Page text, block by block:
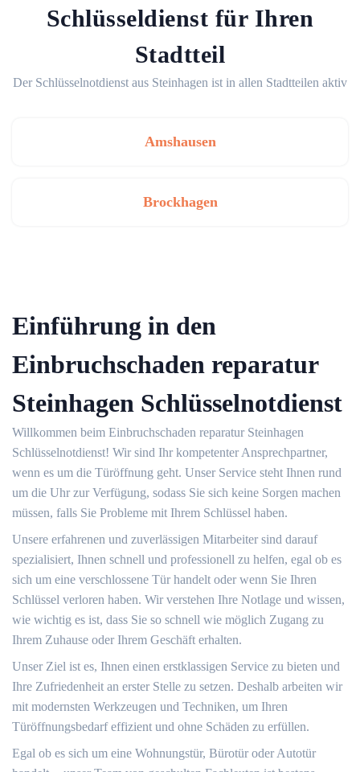
Schlüsseldienst für Ihren
Stadtteil
Der Schlüsselnotdienst aus Steinhagen ist in allen Stadtteilen aktiv
Amshausen
Brockhagen
Einführung in den
Einbruchschaden reparatur
Steinhagen Schlüsselnotdienst
Willkommen beim Einbruchschaden reparatur Steinhagen
Schlüsselnotdienst! Wir sind Ihr kompetenter Ansprechpartner,
wenn es um die Türöffnung geht. Unser Service steht Ihnen rund
um die Uhr zur Verfügung, sodass Sie sich keine Sorgen machen
müssen, falls Sie Probleme mit Ihrem Schlüssel haben.
Unsere erfahrenen und zuverlässigen Mitarbeiter sind darauf
spezialisiert, Ihnen schnell und professionell zu helfen, egal ob es
sich um eine verschlossene Tür handelt oder wenn Sie Ihren
Schlüssel verloren haben.​ Wir verstehen Ihre Notlage und wissen,
wie wichtig es ist, dass Sie so schnell wie möglich Zugang zu
Ihrem Zuhause oder Ihrem Geschäft erhalten.​
Unser Ziel ist es, Ihnen einen erstklassigen Service zu bieten und
Ihre Zufriedenheit an erster Stelle zu setzen. Deshalb arbeiten wir
mit modernsten Werkzeugen und Techniken, um Ihren
Türöffnungsbedarf effizient und ohne Schäden zu erfüllen.​
Egal ob es sich um eine Wohnungstür, Bürotür oder Autotür